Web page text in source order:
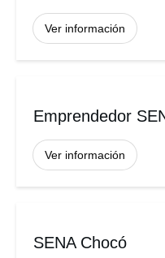
Ver información
Emprendedor
Ver información
SENA Chocó